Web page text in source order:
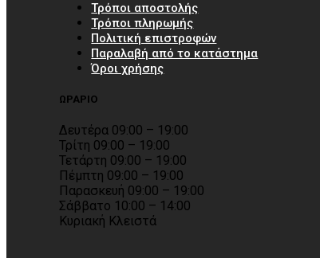
Τρόποι αποστολής
Τρόποι πληρωμής
Πολιτική επιστροφών
Παραλαβή από το κατάστημα
Όροι χρήσης
ΩΡΑΡΙΟ
Δευτέρα 09:00 – 19:00
Τρίτη 09:00 – 19:00
Τετάρτη 09:00 – 19:00
Πέμπτη 09:00 – 19:00
Παρασκευή 09:00 – 19:00
Σάββατο 10:00 – 14:00
Κυριακή Κλειστά